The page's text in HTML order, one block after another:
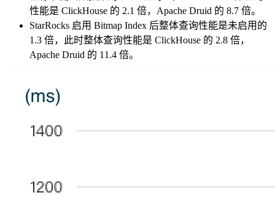
性能是 ClickHouse 的 2.1 倍，Apache Druid 的 8.7 倍。
StarRocks 启用 Bitmap Index 后整体查询性能是未启用的
1.3 倍，此时整体查询性能是 ClickHouse 的 2.8 倍，
Apache Druid 的 11.4 倍。